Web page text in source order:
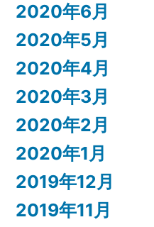
2020年6月
2020年5月
2020年4月
2020年3月
2020年2月
2020年1月
2019年12月
2019年11月